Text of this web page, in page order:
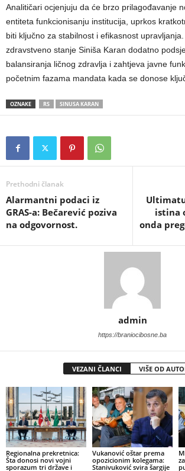
Analitičari ocjenjuju da će brzo prilagođavanje
entiteta funkcionisanju institucija, uprkos
biti ključno za stabilnost i efikasnost upravljanja.
zdravstveno stanje Siniša Karan dodatno
balansiranja ličnog zdravlja i zahtjeva javne
početnim fazama mandata kada se donose
OZNAKE RS SINUSA KARAN
Prethodni članak
​Alarmantni podaci iz
GRAS-a: Bečarević poziva
na odgovornost.
istina
onda
admin
https://braniocibosne.ba
VEZANI ČLANCI VIŠE OD
​Regionalna prekretnica:
Šta donosi novi vojni
sporazum tri države i
Vukanović oštar prema
opozicionim kolegama:
Stanivuković svira šargije